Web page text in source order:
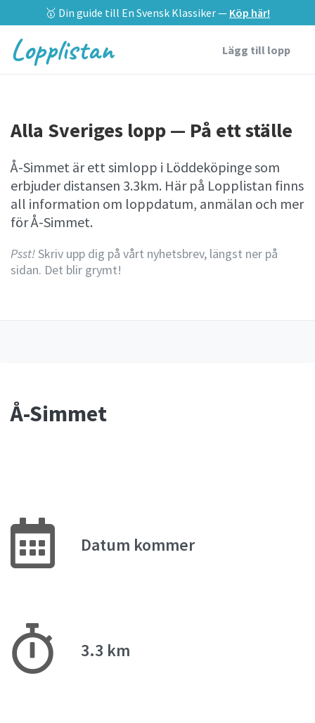
🥇 Din guide till En Svensk Klassiker — Köp här!
Lopplistan Lägg till lopp
Alla Sveriges lopp — På ett ställe
Å-Simmet är ett simlopp i Löddeköpinge som
erbjuder distansen 3.3km. Här på Lopplistan finns
all information om loppdatum, anmälan och mer
för Å-Simmet.
Psst!Skriv upp dig på vårt nyhetsbrev, längst ner på
sidan. Det blir grymt!
Å-Simmet
Datum kommer
3.3 km